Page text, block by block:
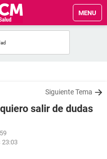
MENU
Siguiente Tema
salir de dudas
23:03